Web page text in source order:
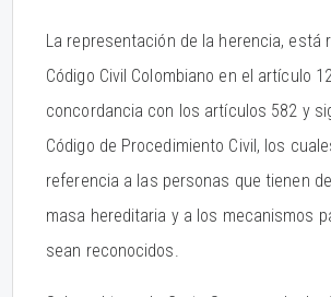
La representación de la herencia, está
Código Civil Colombiano en el artículo
concordancia con los artículos 582 y
Código de Procedimiento Civil, los
referencia a las personas que tienen
masa hereditaria y a los mecanismos
sean reconocidos.